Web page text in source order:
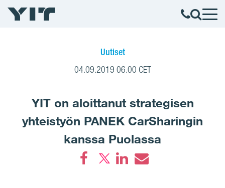
Uutiset
04.09.2019 06.00 CET
YIT on aloittanut strategisen
yhteistyön PANEK CarSharingin
kanssa Puolassa